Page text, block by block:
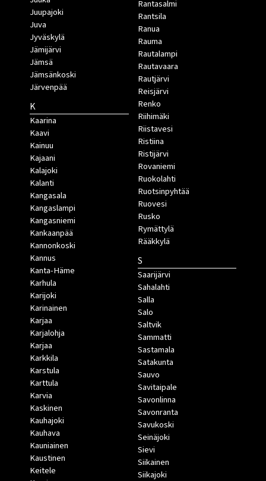
Juupajoki
Juva
Jyväskylä
Jämijärvi
Jämsä
Jämsänkoski
Järvenpää
K
Kaarina
Kaavi
Kainuu
Kajaani
Kalajoki
Kalanti
Kangasala
Kangaslampi
Kangasniemi
Kankaanpää
Kannonkoski
Kannus
Kanta-Häme
Karhula
Karijoki
Karinainen
Karjaa
Karjalohja
Karjaa
Karkkila
Karstula
Karttula
Karvia
Kaskinen
Kauhajoki
Kauhava
Kauniainen
Kaustinen
Keitele
Rantasalmi
Rantsila
Ranua
Rauma
Rautalampi
Rautavaara
Rautjärvi
Reisjärvi
Renko
Riihimäki
Riistavesi
Ristiina
Ristijärvi
Rovaniemi
Ruokolahti
Ruotsinpyhtää
Ruovesi
Rusko
Rymättylä
Rääkkylä
S
Saarijärvi
Sahalahti
Salla
Salo
Saltvik
Sammatti
Sastamala
Satakunta
Sauvo
Savitaipale
Savonlinna
Savonranta
Savukoski
Seinäjoki
Sievi
Siikainen
Siikajoki